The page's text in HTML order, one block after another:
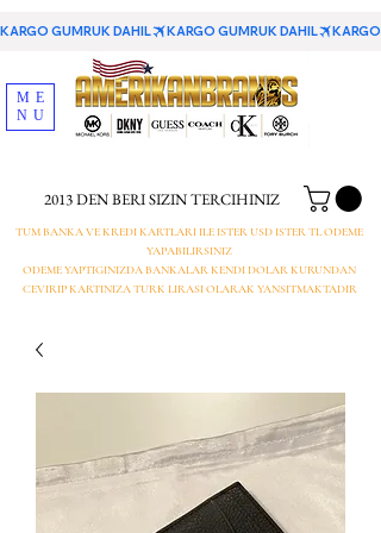
KARGO GUMRUK DAHIL
2013 DEN BERI SIZIN TERCIHINIZ
TUM BANKA VE KREDI KARTLARI ILE ISTER USD ISTER TL ODEME
YAPABILIRSINIZ
ODEME YAPTIGINIZDA BANKALAR KENDI DOLAR KURUNDAN
CEVIRIP KARTINIZA TURK LIRASI OLARAK YANSITMAKTADIR
ME
NU